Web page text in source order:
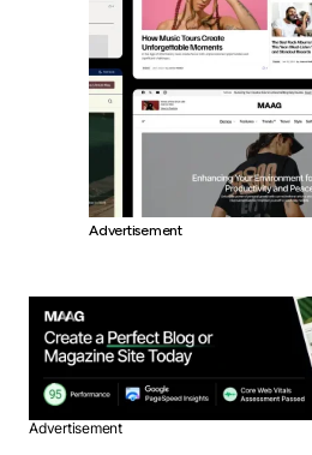
Advertisement
Advertisement